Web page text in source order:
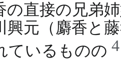
の直接の兄弟
興元（麝香と
ているものの 4